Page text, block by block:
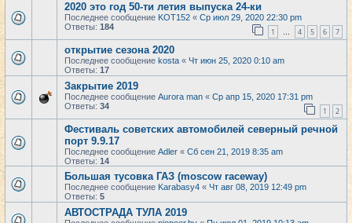
2020 это год 50-ти летия выпуска 24-ки
Последнее сообщение KOT152 « Ср июл 29, 2020 22:30 pm
Ответы: 184 1 … 4 5 6 7
открытие сезона 2020
Последнее сообщение kosta « Чт июн 25, 2020 0:10 am
Ответы: 17
Закрытие 2019
Последнее сообщение Aurora man « Ср апр 15, 2020 17:31 pm
Ответы: 34 1 2
Фестиваль советских автомобилей северный речной
порт 9.9.17
Последнее сообщение Adler « Сб сен 21, 2019 8:35 am
Ответы: 14
Большая тусовка ГАЗ (moscow raceway)
Последнее сообщение Karabasy4 « Чт авг 08, 2019 12:49 pm
Ответы: 5
АВТОСТРАДА ТУЛА 2019